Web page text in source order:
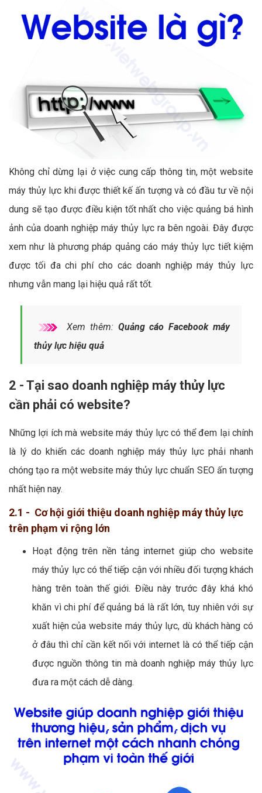
Không chỉ dừng lại ở việc cung cấp thông tin, một website
máy thủy lực khi được thiết kế ấn tượng và có đầu tư về nội
dung sẽ tạo được điều kiện tốt nhất cho việc quảng bá hình
ảnh của doanh nghiệp máy thủy lực ra bên ngoài. Đây được
xem như là phương pháp quảng cáo máy thủy lực tiết kiệm
được tối đa chi phí cho các doanh nghiệp máy thủy lực
nhưng vẫn mang lại hiệu quả rất tốt.
Xem thêm: Quảng cáo Facebook máy
thủy lực hiệu quả
2 - Tại sao doanh nghiệp máy thủy lực
cần phải có website?
Những lợi ích mà website máy thủy lực có thể đem lại chính
là lý do khiến các doanh nghiệp máy thủy lực phải nhanh
chóng tạo ra một website máy thủy lực chuẩn SEO ấn tượng
nhất hiện nay.
2.1 - Cơ hội giới thiệu doanh nghiệp máy thủy lực
trên phạm vi rộng lớn
Hoạt động trên nền tảng internet giúp cho website
máy thủy lực có thể tiếp cận với nhiều đối tượng khách
hàng trên toàn thế giới. Điều này trước đây khá khó
khăn vì chi phí để quảng bá là rất lớn, tuy nhiên với sự
xuất hiện của website máy thủy lực, dù khách hàng có
ở đâu thì chỉ cần kết nối với internet là có thể tiếp cận
được nguồn thông tin mà doanh nghiệp máy thủy lực
đưa ra một cách dễ dàng.